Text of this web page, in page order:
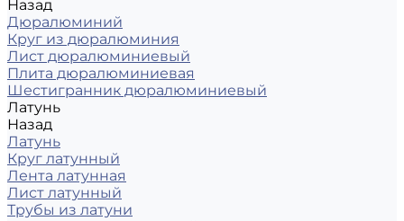
Назад
Дюралюминий
Круг из дюралюминия
Лист дюралюминиевый
Плита дюралюминиевая
Шестигранник дюралюминиевый
Латунь
Назад
Латунь
Круг латунный
Лента латунная
Лист латунный
Трубы из латуни